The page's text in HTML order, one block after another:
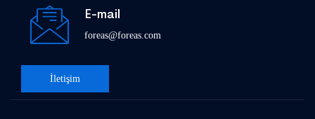
E-mail
foreas@foreas.com
İletişim